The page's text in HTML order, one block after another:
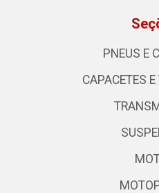
PNEUS E
CAPACETES